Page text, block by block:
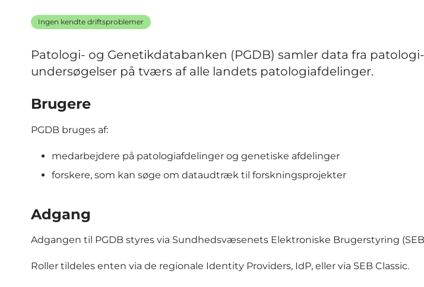
Ingen kendte driftsproblemer
Patologi- og Genetikdatabanken (PGDB) samler data fra
undersøgelser på tværs af alle landets patologiafdelinger.
Brugere
PGDB bruges af:
medarbejdere på patologiafdelinger og genetiske afdelinger
forskere, som kan søge om dataudtræk til forskningsprojekter
Adgang
Adgangen til PGDB styres via Sundhedsvæsenets Elektroniske Brugerstyring
Roller tildeles enten via de regionale Identity Providers, IdP, eller via SEB Classic.